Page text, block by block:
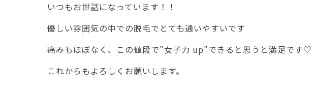
いつもお世話になっています！！
優しい雰囲気の中での脱毛でとても通いやすいです
痛みもほぼなく、この値段で”女子力 up”できると思うと満足です♡
これからもよろしくお願いします。